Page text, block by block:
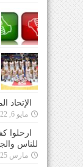
الإتحاد
مايو 6, 2022
ارحلوا
للناس
مارس 25, 2022